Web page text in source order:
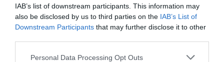
IAB’s list of downstream participants. This information may
also be disclosed by us to third parties on the IAB’s List of
Downstream Participants that may further disclose it to other
Please note that this website/app uses one or more Google
Personal Data Processing Opt Outs